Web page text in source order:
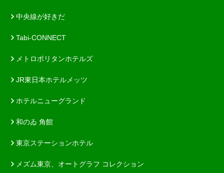
中央線が好きだ
Tabi-CONNECT
メトロポリタンホテルズ
JR東日本ホテルメッツ
ホテルニューグランド
和のゐ 角館
東京ステーションホテル
メズム東京、オートグラフ コレクション